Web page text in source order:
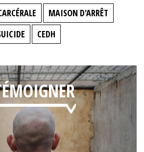
MAISON D'ARRÊT
CEDH